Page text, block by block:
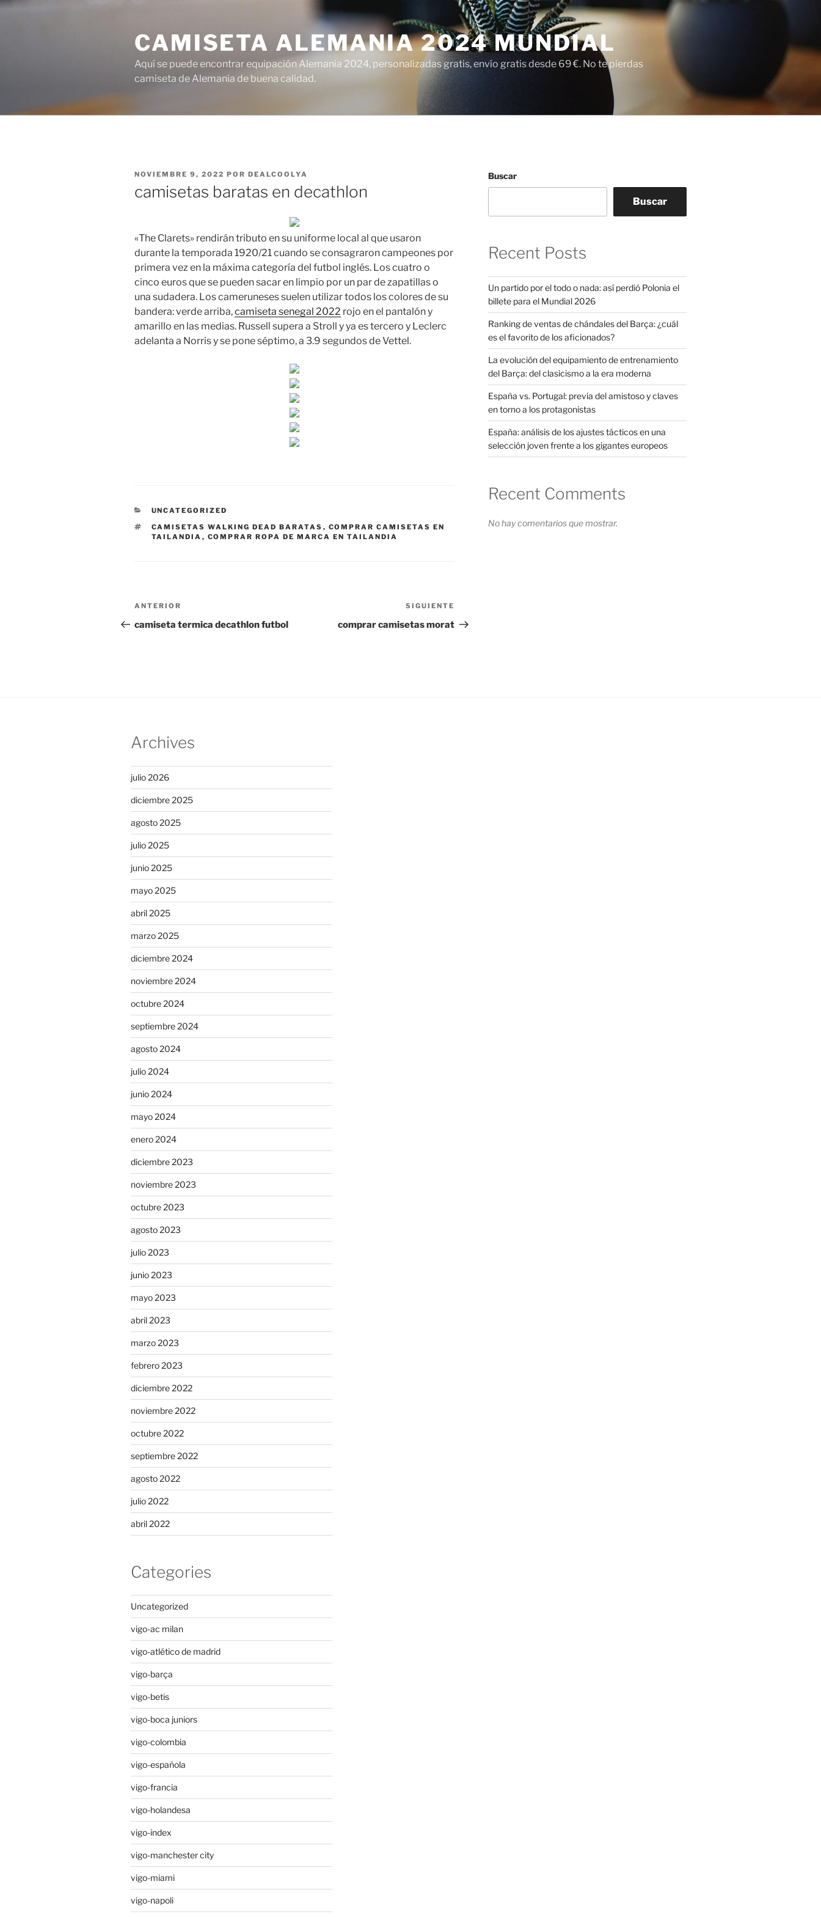
Saltar
CAMISETA ALEMANIA 2024 MUNDIAL
Aquí se puede encontrar equipación Alemania 2024, personalizadas gratis, envío gratis desde 69 €. No te pierdas
camiseta de Alemania de buena calidad.
PUBLICADO
NOVIEMBRE 9, 2022 POR DEALCOOLYA
camisetas baratas en decathlon
«The Clarets» rendirán tributo en su uniforme local al que usaron
durante la temporada 1920/21 cuando se consagraron campeones por
primera vez en la máxima categoría del futbol inglés. Los cuatro o
cinco euros que se pueden sacar en limpio por un par de zapatillas o
una sudadera. Los cameruneses suelen utilizar todos los colores de su
bandera: verde arriba,camiseta senegal 2022 rojo en el pantalón y
amarillo en las medias. Russell supera a Stroll y ya es tercero y Leclerc
adelanta a Norris y se pone séptimo, a 3.9 segundos de Vettel.
CATEGORÍAS
UNCATEGORIZED
ETIQUETAS
CAMISETAS WALKING DEAD BARATAS , COMPRAR CAMISETAS EN
TAILANDIA , COMPRAR ROPA DE MARCA EN TAILANDIA
Navegación
de
Entrada
anterior:
ANTERIOR
camiseta termica decathlon futbol
entrada
SIGUIENTE
comprar camisetas morat
Buscar
Buscar
Recent Posts
Un partido por el todo o nada: así perdió Polonia el
billete para el Mundial 2026
Ranking de ventas de chándales del Barça: ¿cuál
es el favorito de los aficionados?
La evolución del equipamiento de entrenamiento
del Barça: del clasicismo a la era moderna
España vs. Portugal: previa del amistoso y claves
en torno a los protagonistas
España: análisis de los ajustes tácticos en una
selección joven frente a los gigantes europeos
Recent Comments
No hay comentarios que mostrar.
Archives
julio 2026
diciembre 2025
agosto 2025
julio 2025
junio 2025
mayo 2025
abril 2025
marzo 2025
diciembre 2024
noviembre 2024
octubre 2024
septiembre 2024
agosto 2024
julio 2024
junio 2024
mayo 2024
enero 2024
diciembre 2023
noviembre 2023
octubre 2023
agosto 2023
julio 2023
junio 2023
mayo 2023
abril 2023
marzo 2023
febrero 2023
diciembre 2022
noviembre 2022
octubre 2022
septiembre 2022
agosto 2022
julio 2022
abril 2022
Categories
Uncategorized
vigo-ac milan
vigo-atlético de madrid
vigo-barça
vigo-betis
vigo-boca juniors
vigo-colombia
vigo-española
vigo-francia
vigo-holandesa
vigo-index
vigo-manchester city
vigo-miami
vigo-napoli